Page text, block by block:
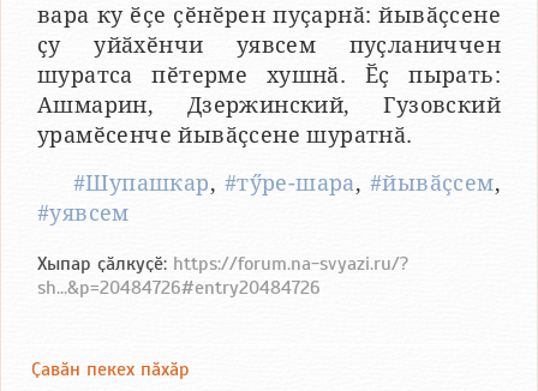
вара ку ӗҫе ҫӗнӗрен пуҫарнӑ: йывӑҫсене
ҫу уйӑхӗнчи уявсем пуҫланиччен
шуратса пӗтерме хушнӑ. Ӗҫ пырать:
Ашмарин, Дзержинский, Гузовский
урамӗсенче йывӑҫсене шуратнӑ.
#Шупашкар, #тӳре-шара, #йывӑҫсем,
#уявсем
Хыпар ҫӑлкуҫӗ: https://forum.na-svyazi.ru/?
sh...&p=20484726#entry20484726
Ҫавӑн пекех пӑхӑр